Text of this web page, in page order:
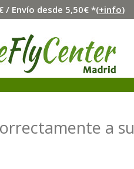
/ Envío desde 5,50€ *(+info)
a su